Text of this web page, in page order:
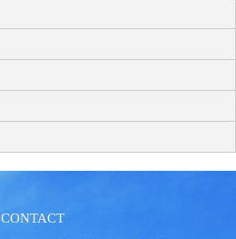
CONTACT